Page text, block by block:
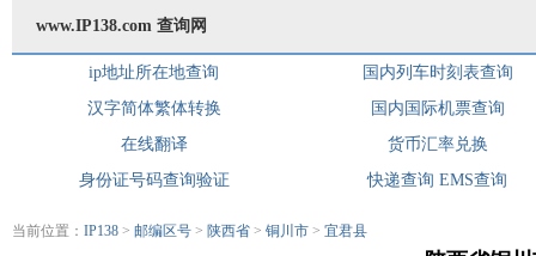
www.IP138.com 查询网
ip地址所在地查询
国内列车时刻表查询
汉字简体繁体转换
国内国际机票查询
在线翻译
货币汇率兑换
身份证号码查询验证
快递查询 EMS查询
当前位置： IP138 > 邮编区号 > 陕西省 > 铜川市 > 宜君县